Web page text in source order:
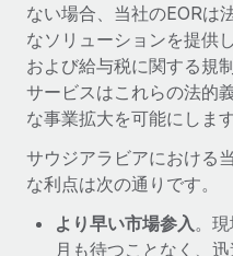
給与, 賃金は詐欺の特に魅力
ム間で頻繁に移動しているた
を保護することは極めて重要
詳細を見る
ない場合、当社のEORは
なソリューションを提供
および給与税に関する規
サービスはこれらの法的
な事業拡大を可能にします
サウジアラビアにおける
な利点は次の通りです。
より早い市場参入 。
月も待つことなく、